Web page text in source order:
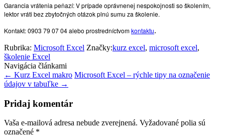
Garancia vrátenia peňazí: V prípade oprávnenej nespokojnosti so školením,
lektor vráti bez zbytočných otázok plnú sumu za školenie.
Kontakt: 0903 79 07 04 alebo prostredníctvomkontaktu.
Rubrika: Microsoft Excel Značky:kurz excel, microsoft excel,
školenie Excel
Navigácia článkami
← Kurz Excel makro Microsoft Excel – rýchle tipy na označenie
údajov v tabuľke →
Pridaj komentár
Vaša e-mailová adresa nebude zverejnená. Vyžadované polia sú
označené *